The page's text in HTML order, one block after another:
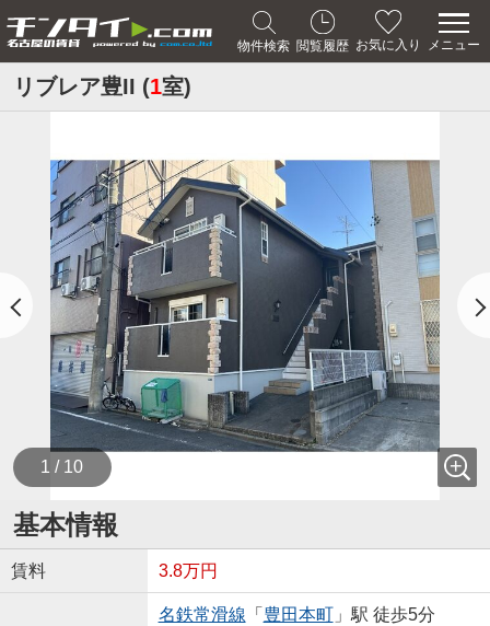
物件検索 閲覧履歴 お気に入り メニュー
リブレア豊II (1室)
1 / 10
基本情報
賃料 3.8万円
名鉄常滑線 「 豊田本町」駅 徒歩5分